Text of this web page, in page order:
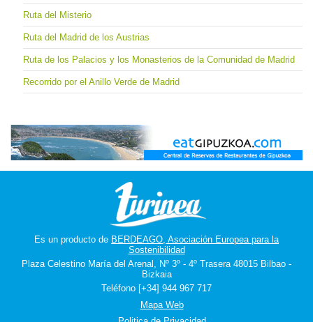
Ruta del Misterio
Ruta del Madrid de los Austrias
Ruta de los Palacios y los Monasterios de la Comunidad de Madrid
Recorrido por el Anillo Verde de Madrid
Es un producto de BERDEAGO, Asociación Europea para la
Sostenibilidad
Plaza Celestino María del Arenal, Nº 3º - 4º Trasera 48015 Bilbao -
Bizkaia
Teléfono [+34] 944 967 717
Mapa Web